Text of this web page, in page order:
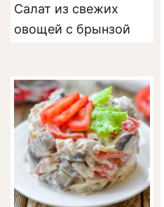
Салат из свежих
овощей с брынзой